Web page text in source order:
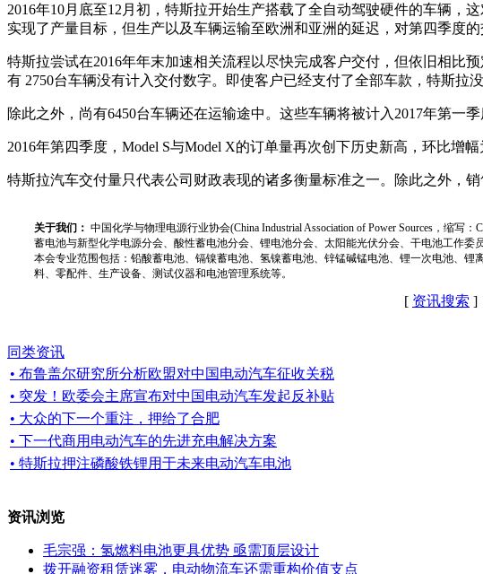
2016年10月底至12月初，特斯拉开始生产搭载了全自动驾驶硬件的车辆
实现了产量目标，但生产以及车辆运输至欧洲和亚洲的延迟，对第四季度的
特斯拉尝试在2016年年末加速相关流程以尽快完成客户交付，但依旧相比
有 2750台车辆没有计入交付数字。即使客户已经支付了全部车款，特斯拉
除此之外，尚有6450台车辆还在运输途中。这些车辆将被计入2017年第一季
2016年第四季度，Model S与Model X的订单量再次创下历史新高，环比增
特斯拉汽车交付量只代表公司财政表现的诸多衡量标准之一。除此之外，
关于我们： 中国化学与物理电源行业协会(China Industrial Association of Power Sources，缩
蓄电池与新型化学电源分会、酸性蓄电池分会、锂电池分会、太阳能光伏分会、干电池工作
本会专业范围包括：铅酸蓄电池、镉镍蓄电池、氢镍蓄电池、锌锰碱锰电池、锂一次电池、
料、零配件、生产设备、测试仪器和电池管理系统等。
[ 资讯搜索 ]
同类资讯
• 布鲁盖尔研究所分析欧盟对中国电动汽车征收关税
• 突发！欧委会主席宣布对中国电动汽车发起反补贴
• 大众的下一个重注，押给了合肥
• 下一代商用电动汽车的先进充电解决方案
• 特斯拉押注磷酸铁锂用于未来电动汽车电池
资讯浏览
毛宗强：氢燃料电池更具优势 亟需顶层设计
拨开融资租赁迷雾，电动物流车还需重构价值支点